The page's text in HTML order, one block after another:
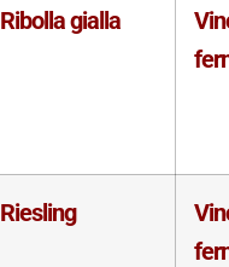
Ribolla gialla
Riesling